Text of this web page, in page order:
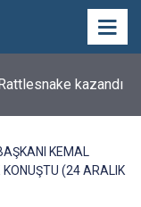
KEMAL
KONUŞTU (24 ARALIK